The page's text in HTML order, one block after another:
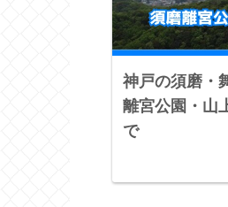
神戸の須磨・
離宮公園・山
で